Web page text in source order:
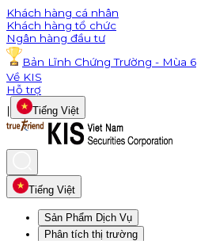
Khách hàng cá nhân
Khách hàng tổ chức
Ngân hàng đầu tư
Bản Lĩnh Chứng Trường - Mùa 6
Về KIS
Hỗ trợ
|
Tiếng Việt
Tiếng Việt
Sản Phẩm Dịch Vụ
Phân tích thị trường